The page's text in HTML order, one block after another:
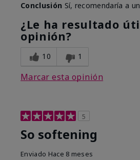
Conclusión Sí, recomendaría a
¿Le ha resultado
opinión?
10 1
Marcar esta opinión
5
So softening
Enviado Hace 8 meses